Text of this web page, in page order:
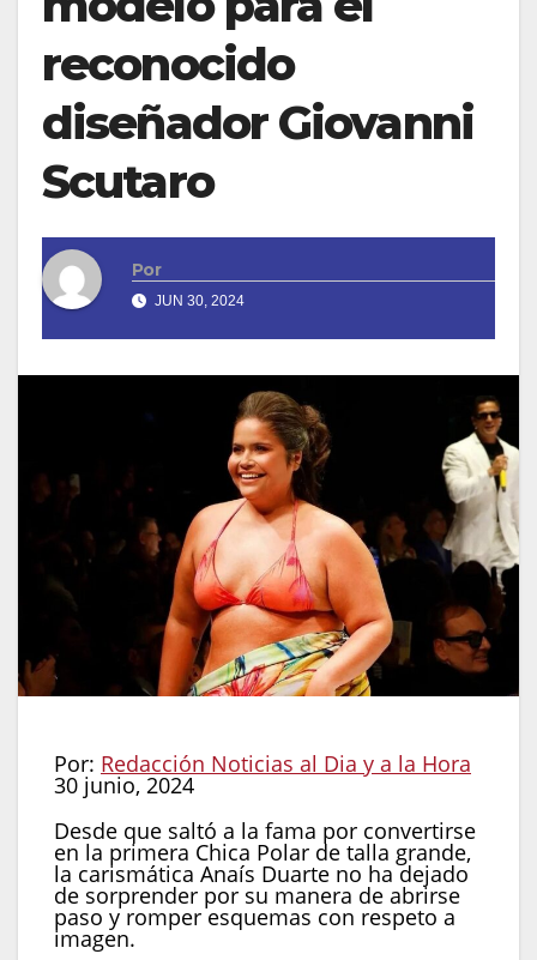
reconocido
diseñador Giovanni
Scutaro
Por
JUN 30, 2024
Por: Redacción Noticias al Dia y a la Hora
30 junio, 2024
Desde que saltó a la fama por convertirse
en la primera Chica Polar de talla grande,
la carismática Anaís Duarte no ha dejado
de sorprender por su manera de abrirse
paso y romper esquemas con respeto a
imagen.